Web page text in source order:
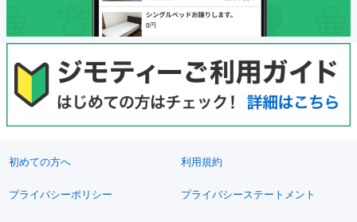
初めての方へ 利用規約
プライバシーポリシー プライバシーステートメント